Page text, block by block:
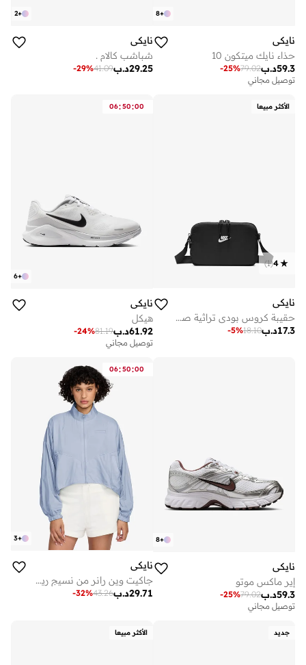
+
8
نايكي
حذاء نايك ميتكون 10
د.ب59.3
79.02
-25%
توصيل مجاني
+
2
نايكي
شباشب كالام .
د.ب29.25
41.09
-29%
الأكثر مبيعا
4
(
1
)
نايكي
حقيبة كروس بودي تراثية صغيرة .
د.ب17.3
18.10
-5%
06:50:00
+
6
نايكي
هيكل
د.ب61.92
81.19
-24%
توصيل مجاني
+
8
نايكي
إير ماكس موتو
د.ب59.3
79.02
-25%
توصيل مجاني
06:50:00
+
3
نايكي
جاكيت وين رانر من نسيج ريب ستوب
د.ب29.71
43.26
-32%
جديد الأكثر مبيعا